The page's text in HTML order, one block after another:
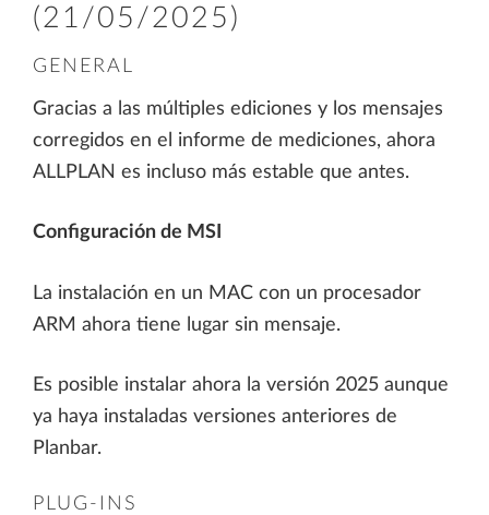
(21/05/2025)
GENERAL
Gracias a las múltiples ediciones y los mensajes
corregidos en el informe de mediciones, ahora
ALLPLAN es incluso más estable que antes.
Configuración de MSI
La instalación en un MAC con un procesador
ARM ahora tiene lugar sin mensaje.
Es posible instalar ahora la versión 2025 aunque
ya haya instaladas versiones anteriores de
Planbar.
PLUG-INS